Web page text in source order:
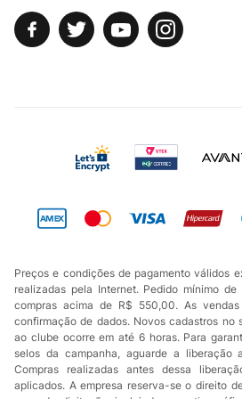
Preços e condições de pagamento válidos
realizadas pela Internet. Pedido mínimo
compras acima de R$ 550,00. As
confirmação de dados. Novos cadastros no
ao clube ocorre em até 6 horas. Para
selos da campanha, aguarde a liberação
Compras realizadas antes dessa
aplicados. A empresa reserva-se o direito